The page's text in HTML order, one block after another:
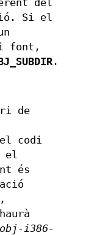
del
Si el
font,
.
de
codi
el
és
obj-i386-